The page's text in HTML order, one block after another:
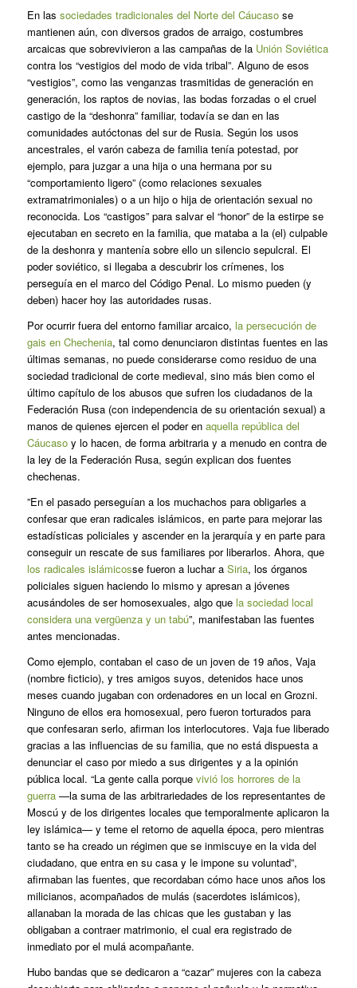
En las sociedades tradicionales del Norte del Cáucasose
mantienen aún, con diversos grados de arraigo, costumbres
arcaicas que sobrevivieron a las campañas de la Unión Soviética
contra los “vestigios del modo de vida tribal”. Alguno de esos
“vestigios”, como las venganzas trasmitidas de generación en
generación, los raptos de novias, las bodas forzadas o el cruel
castigo de la “deshonra” familiar, todavía se dan en las
comunidades autóctonas del sur de Rusia. Según los usos
ancestrales, el varón cabeza de familia tenía potestad, por
ejemplo, para juzgar a una hija o una hermana por su
“comportamiento ligero” (como relaciones sexuales
extramatrimoniales) o a un hijo o hija de orientación sexual no
reconocida. Los “castigos” para salvar el “honor” de la estirpe se
ejecutaban en secreto en la familia, que mataba a la (el) culpable
de la deshonra y mantenía sobre ello un silencio sepulcral. El
poder soviético, si llegaba a descubrir los crímenes, los
perseguía en el marco del Código Penal. Lo mismo pueden (y
deben) hacer hoy las autoridades rusas.
Por ocurrir fuera del entorno familiar arcaico, la persecución de
gais en Chechenia, tal como denunciaron distintas fuentes en las
últimas semanas, no puede considerarse como residuo de una
sociedad tradicional de corte medieval, sino más bien como el
último capítulo de los abusos que sufren los ciudadanos de la
Federación Rusa (con independencia de su orientación sexual) a
manos de quienes ejercen el poder en aquella república del
Cáucasoy lo hacen, de forma arbitraria y a menudo en contra de
la ley de la Federación Rusa, según explican dos fuentes
chechenas.
”En el pasado perseguían a los muchachos para obligarles a
confesar que eran radicales islámicos, en parte para mejorar las
estadísticas policiales y ascender en la jerarquía y en parte para
conseguir un rescate de sus familiares por liberarlos. Ahora, que
los radicales islámicosse fueron a luchar a Siria, los órganos
policiales siguen haciendo lo mismo y apresan a jóvenes
acusándoles de ser homosexuales, algo que la sociedad local
considera una vergüenza y un tabú”, manifestaban las fuentes
antes mencionadas.
Como ejemplo, contaban el caso de un joven de 19 años, Vaja
(nombre ficticio), y tres amigos suyos, detenidos hace unos
meses cuando jugaban con ordenadores en un local en Grozni.
Ninguno de ellos era homosexual, pero fueron torturados para
que confesaran serlo, afirman los interlocutores. Vaja fue liberado
gracias a las influencias de su familia, que no está dispuesta a
denunciar el caso por miedo a sus dirigentes y a la opinión
pública local. “La gente calla porque vivió los horrores de la
guerra—la suma de las arbitrariedades de los representantes de
Moscú y de los dirigentes locales que temporalmente aplicaron la
ley islámica— y teme el retorno de aquella época, pero mientras
tanto se ha creado un régimen que se inmiscuye en la vida del
ciudadano, que entra en su casa y le impone su voluntad”,
afirmaban las fuentes, que recordaban cómo hace unos años los
milicianos, acompañados de mulás (sacerdotes islámicos),
allanaban la morada de las chicas que les gustaban y las
obligaban a contraer matrimonio, el cual era registrado de
inmediato por el mulá acompañante.
Hubo bandas que se dedicaron a “cazar” mujeres con la cabeza